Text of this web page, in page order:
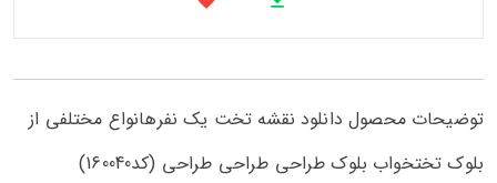
توضیحات محصول دانلود نقشه تخت یک نفرهانواع مختلفی از
بلوک تختخواب بلوک طراحی طراحی طراحی (کد160040)